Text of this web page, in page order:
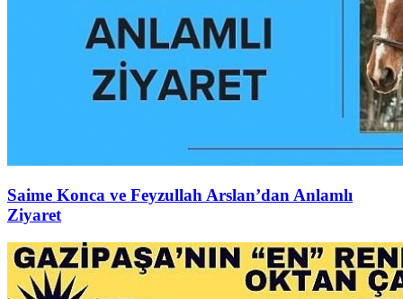
Saime Konca ve Feyzullah Arslan’dan Anlamlı
Ziyaret